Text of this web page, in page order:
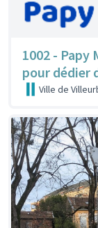
1002 - Papy
pour dédier
Ville de